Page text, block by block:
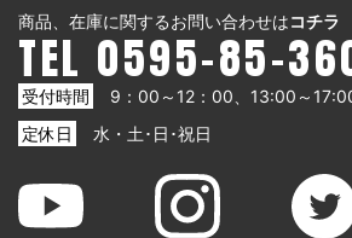
商品、在庫に関するお問い合わせはコチラ
TEL 0595-85-
受付時間
9：00～12：00、13:00～
定休日
水・土･日･祝日